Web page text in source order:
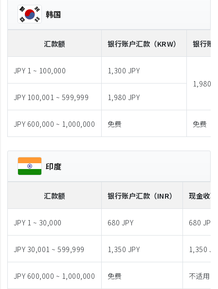
韩国
汇款额 银行账户汇款 （KRW） 银行账
JPY 1 ~ 100,000
1,300 JPY
1,980
JPY 100,001 ~ 599,999
1,980 JPY
JPY 600,000 ~ 1,000,000 免费 免费
印度
汇款额 银行账户汇款 （INR） 现金收取
JPY 1 ~ 30,000 680 JPY 680 JPY
JPY 30,001 ~ 599,999 1,350 JPY 1,350
JPY 600,000 ~ 1,000,000 免费 不适用